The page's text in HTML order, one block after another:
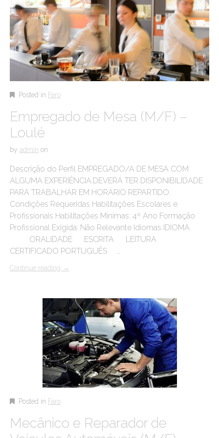
Posted in Faro
Empregado de Mesa (M/F) –
Loulé
by admin on
Descrição do Perfil EMPREGADO/A DE MESA COM
ALGUMA EXPERIÊNCIA.DEVERÁ TER DISPONIBILIDADE
PARA TRABALHAR EM HORÁRIO REPARTIDO.
Condições Requeridas Habilitações Escolares e
Profissionais Habilitações Mínimas: 4º Ano Formação
Profissional Exigida: Não Relevante Idiomas IDIOMA
ORALIDADE ESCRITA LEITURA
CERTIFICADO PORTUGUÊS …
Continue reading →
Posted in Faro
Mecânico e Reparador de